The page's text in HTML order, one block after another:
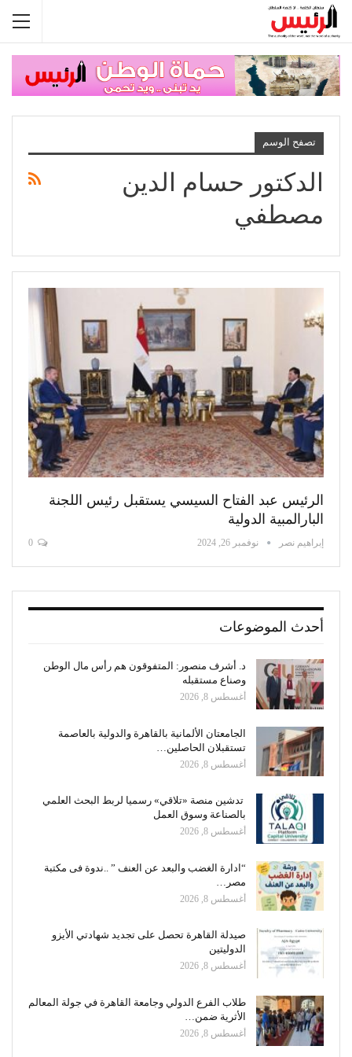
تصفح الوسم
الدكتور حسام الدين
مصطفي
الرئيس عبد الفتاح السيسي يستقبل رئيس اللجنة
البارالمبية الدولية
إبراهيم نصر نوفمبر 26, 2024
أحدث الموضوعات
د. أشرف منصور: المتفوقون هم رأس مال الوطن
وصناع مستقبله
أغسطس 8, 2026
الجامعتان الألمانية بالقاهرة والدولية بالعاصمة
تستقبلان الحاصلين…
أغسطس 8, 2026
تدشين منصة «تلاقي» رسميا لربط البحث العلمي
بالصناعة وسوق العمل
أغسطس 8, 2026
“ادارة الغضب والبعد عن العنف ” ..ندوة فى مكتبة
مصر…
أغسطس 8, 2026
صيدلة القاهرة تحصل على تجديد شهادتي الأيزو
الدوليتين
أغسطس 8, 2026
طلاب الفرع الدولي وجامعة القاهرة في جولة المعالم
الأثرية ضمن…
أغسطس 8, 2026